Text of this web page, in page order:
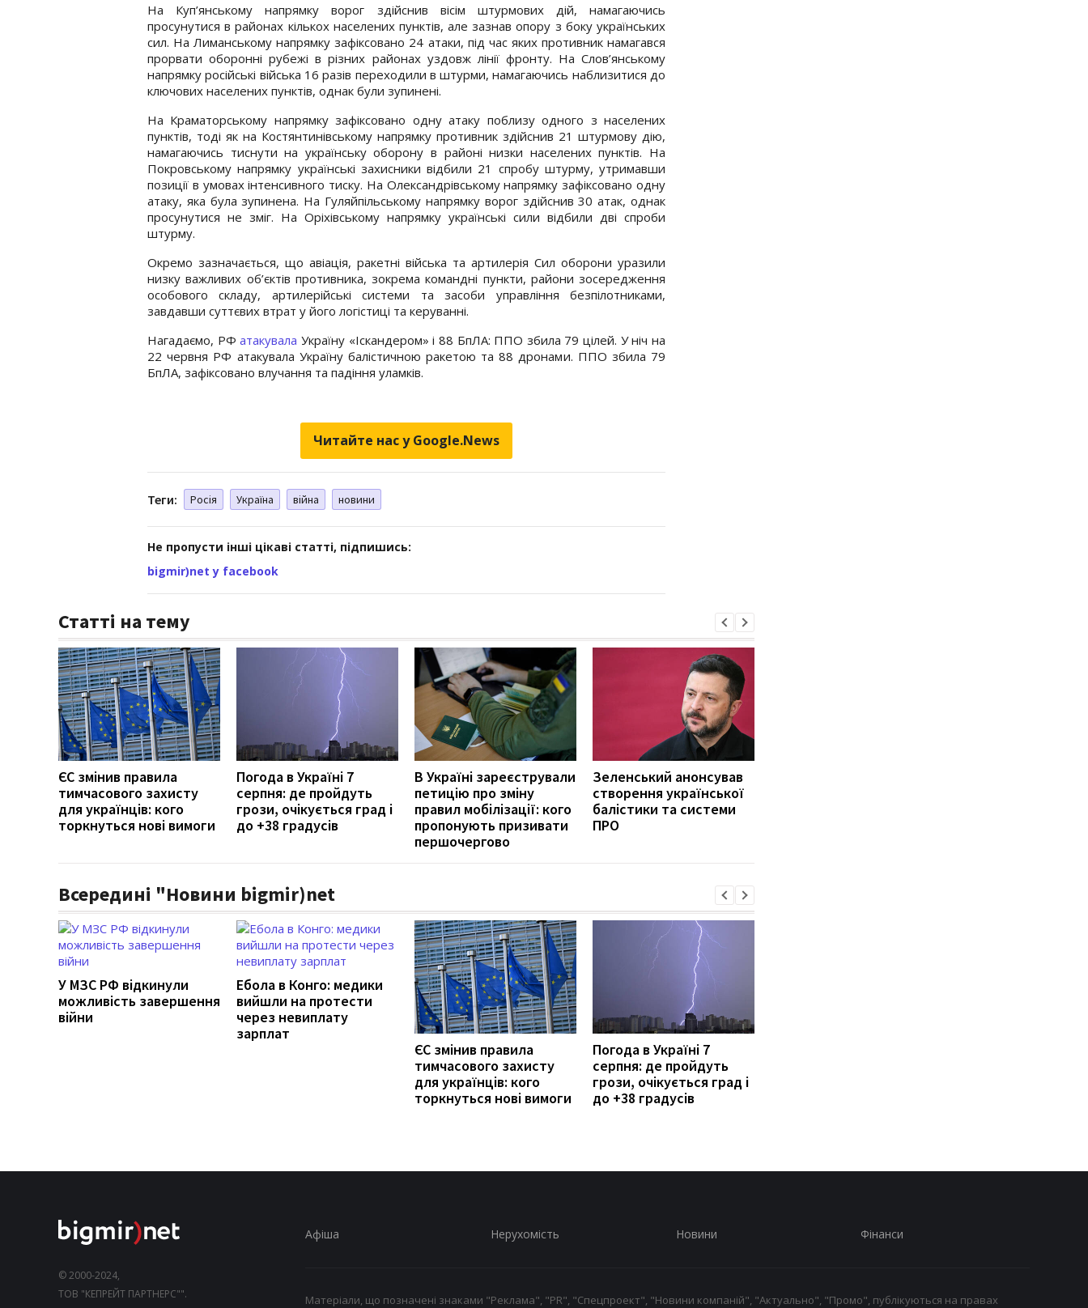
На Куп’янському напрямку ворог здійснив вісім штурмових дій, намагаючись
просунутися в районах кількох населених пунктів, але зазнав опору з боку українських
сил. На Лиманському напрямку зафіксовано 24 атаки, під час яких противник намагався
прорвати оборонні рубежі в різних районах уздовж лінії фронту. На Слов’янському
напрямку російські війська 16 разів переходили в штурми, намагаючись наблизитися до
ключових населених пунктів, однак були зупинені.
На Краматорському напрямку зафіксовано одну атаку поблизу одного з населених
пунктів, тоді як на Костянтинівському напрямку противник здійснив 21 штурмову дію,
намагаючись тиснути на українську оборону в районі низки населених пунктів. На
Покровському напрямку українські захисники відбили 21 спробу штурму, утримавши
позиції в умовах інтенсивного тиску. На Олександрівському напрямку зафіксовано одну
атаку, яка була зупинена. На Гуляйпільському напрямку ворог здійснив 30 атак, однак
просунутися не зміг. На Оріхівському напрямку українські сили відбили дві спроби
штурму.
Окремо зазначається, що авіація, ракетні війська та артилерія Сил оборони уразили
низку важливих об’єктів противника, зокрема командні пункти, райони зосередження
особового складу, артилерійські системи та засоби управління безпілотниками,
завдавши суттєвих втрат у його логістиці та керуванні.
Нагадаємо, РФатакувала Україну «Іскандером» і 88 БпЛА: ППО збила 79 цілей. У ніч на
22 червня РФ атакувала Україну балістичною ракетою та 88 дронами. ППО збила 79
БпЛА, зафіксовано влучання та падіння уламків.
Читайте нас у Google.News
Теги: Росія Україна війна новини
Не пропусти інші цікаві статті, підпишись:
bigmir)net у facebook
Статті на тему
ЄС змінив правила
тимчасового захисту
для українців: кого
торкнуться нові вимоги
Погода в Україні 7
серпня: де пройдуть
грози, очікується град і
до +38 градусів
В Україні зареєстрували
петицію про зміну
правил мобілізації: кого
пропонують призивати
першочергово
Зеленський анонсував
створення української
балістики та системи
ПРО
Всередині "Новини bigmir)net
У МЗС РФ відкинули
можливість завершення
війни
Ебола в Конго: медики
вийшли на протести
через невиплату
зарплат
ЄС змінив правила
тимчасового захисту
для українців: кого
торкнуться нові вимоги
Погода в Україні 7
серпня: де пройдуть
грози, очікується град і
до +38 градусів
© 2000-2024,
ТОВ "КЕПРЕЙТ ПАРТНЕРС"".
Афіша Нерухомість Новини Фінанси
Матеріали, що позначені знаками "Реклама", "PR", "Спецпроект", "Новини компаній", "Актуально", "Промо", публікуються на правах